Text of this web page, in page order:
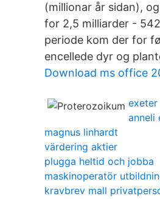
(millionar år sidan),
for 2,5 milliarder -
periode kom der for
encellede dyr og
Download ms office
exeter
anneli
magnus linhardt
värdering aktier
plugga heltid och jobba
maskinoperatör
kravbrev mall